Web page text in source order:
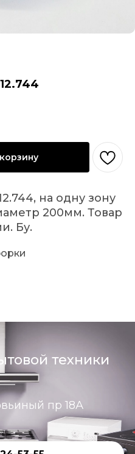
на одну зону
200мм. Товар
Бу.
техники
пр 18А